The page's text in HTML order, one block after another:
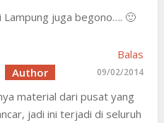
Lampung juga begono…. 🙂
Balas
09/02/2014
material dari pusat yang
jadi ini terjadi di seluruh